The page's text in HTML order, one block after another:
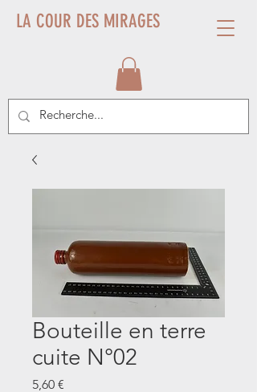
LA COUR DES MIRAGES
Bouteille en terre
cuite N°02
5,60 €